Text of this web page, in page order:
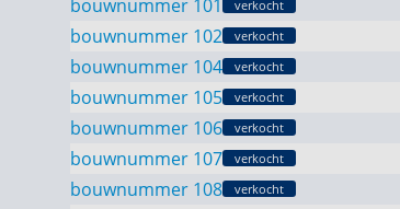
bouwnummer 101
verkocht
bouwnummer 102
verkocht
bouwnummer 104
verkocht
bouwnummer 105
verkocht
bouwnummer 106
verkocht
bouwnummer 107
verkocht
bouwnummer 108
verkocht